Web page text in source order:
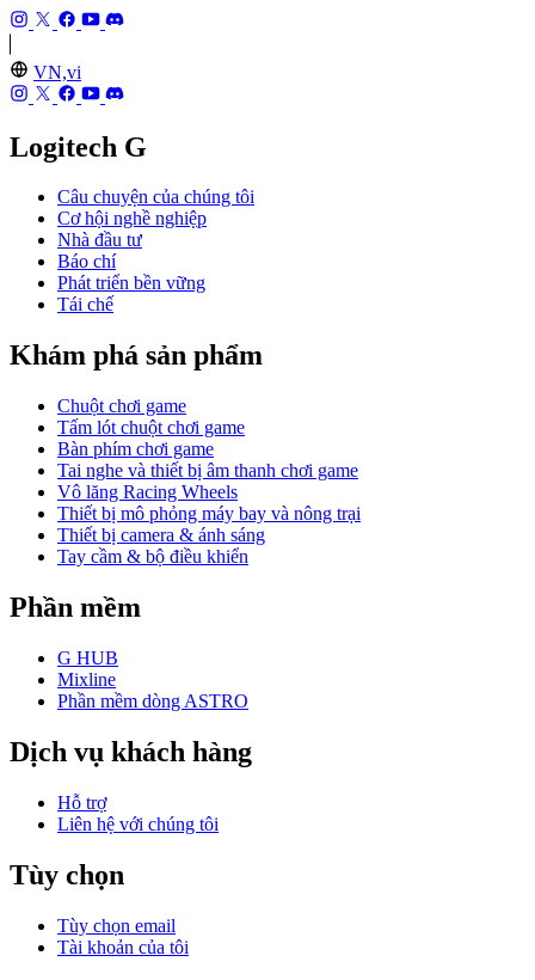
VN,vi
Logitech G
Câu chuyện của chúng tôi
Cơ hội nghề nghiệp
Nhà đầu tư
Báo chí
Phát triển bền vững
Tái chế
Khám phá sản phẩm
Chuột chơi game
Tấm lót chuột chơi game
Bàn phím chơi game
Tai nghe và thiết bị âm thanh chơi game
Vô lăng Racing Wheels
Thiết bị mô phỏng máy bay và nông trại
Thiết bị camera & ánh sáng
Tay cầm & bộ điều khiển
Phần mềm
G HUB
Mixline
Phần mềm dòng ASTRO
Dịch vụ khách hàng
Hỗ trợ
Liên hệ với chúng tôi
Tùy chọn
Tùy chọn email
Tài khoản của tôi